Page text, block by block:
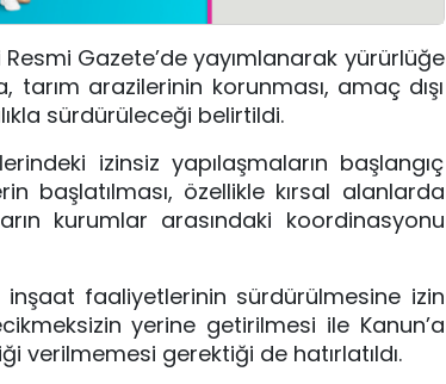
Gazete’de yayımlanarak yürürlüğe
arazilerinin korunması, amaç dışı
sürdürüleceği belirtildi.
izinsiz yapılaşmaların başlangıç
başlatılması, özellikle kırsal alanlarda
kurumlar arasındaki koordinasyonu
inşaat faaliyetlerinin sürdürülmesine izin
yerine getirilmesi ile Kanun’a
verilmemesi gerektiği de hatırlatıldı.